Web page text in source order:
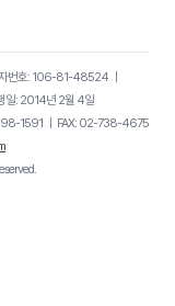
번호: 106-81-48524｜
일: 2014년 2월 4일
1591 ｜ FAX: 02-738-4675